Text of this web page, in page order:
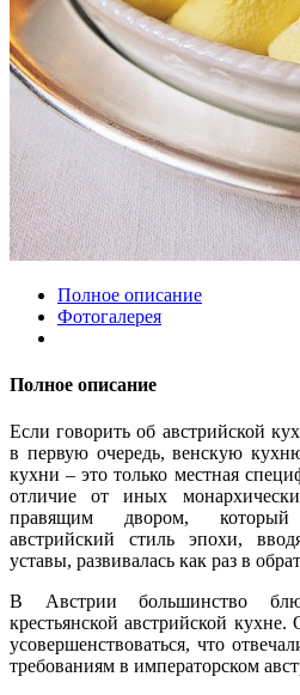
Полное описание
Фотогалерея
Полное описание
Если говорить об австрийской
в первую очередь, венскую
кухни – это только местная
отличие от иных
правящим двором, который
австрийский стиль эпохи,
уставы, развивалась как раз в
В Австрии большинство
крестьянской австрийской кухне.
усовершенствоваться, что
требованиям в императорском